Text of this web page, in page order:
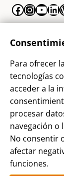
Facebook
Contacto
Blog
Alta Cliente
Aviso Legal
Términos y
Política de
Para ofrecer
tecnologías
acceder a la
procesar
navegación o
No consentir
afectar
funciones.